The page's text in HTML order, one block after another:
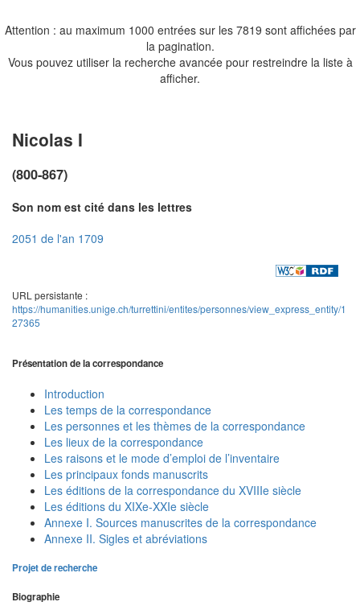
Attention : au maximum 1000 entrées sur les 7819 sont affichées par
la pagination.
Vous pouvez utiliser la recherche avancée pour restreindre la liste à
afficher.
Nicolas I
(800-867)
Son nom est cité dans les lettres
2051 de l'an 1709
URL persistante :
https://humanities.unige.ch/turrettini/entites/personnes/view_express_entity/1
27365
Présentation de la correspondance
Introduction
Les temps de la correspondance
Les personnes et les thèmes de la correspondance
Les lieux de la correspondance
Les raisons et le mode d’emploi de l’inventaire
Les principaux fonds manuscrits
Les éditions de la correspondance du XVIIIe siècle
Les éditions du XIXe-XXIe siècle
Annexe I. Sources manuscrites de la correspondance
Annexe II. Sigles et abréviations
Projet de recherche
Biographie